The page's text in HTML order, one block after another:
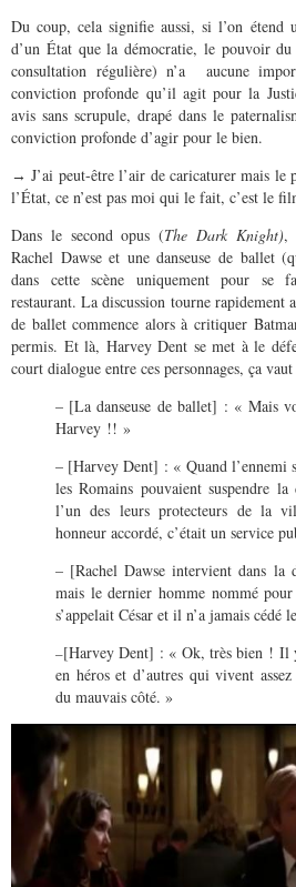
Du coup, cela signifie aussi, si l’on étend
d’un État que la démocratie, le pouvoir
consultation régulière) n’a aucune
conviction profonde qu’il agit pour la
avis sans scrupule, drapé dans le
conviction profonde d’agir pour le bien.
→J’ai peut-être l’air de caricaturer mais le
l’État, ce n’est pas moi qui le fait, c’est le
Dans le second opus (The Dark Knight),
Rachel Dawse et une danseuse de ballet
dans cette scène uniquement pour se
restaurant. La discussion tourne rapidement
de ballet commence alors à critiquer
permis. Et là, Harvey Dent se met à le
court dialogue entre ces personnages, ça
– [La danseuse de ballet] : « Mais
Harvey !! »
– [Harvey Dent] : « Quand l’ennemi
les Romains pouvaient suspendre
l’un des leurs protecteurs de la
honneur accordé, c’était un service
– [Rachel Dawse intervient dans la
mais le dernier homme nommé
s’appelait César et il n’a jamais
–[Harvey Dent] : « Ok, très bien ! Il
en héros et d’autres qui vivent
du mauvais côté. »